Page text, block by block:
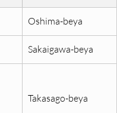
Oshima-beya
Sakaigawa-beya
Takasago-beya